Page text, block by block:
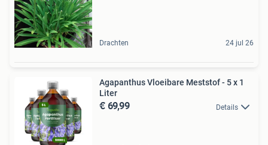
Drachten 24 jul 26
Agapanthus Vloeibare Meststof - 5 x 1
Liter
€ 69,99 Details